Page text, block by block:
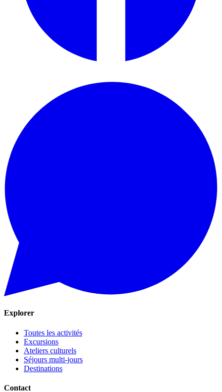
Explorer
Toutes les activités
Excursions
Ateliers culturels
Séjours multi-jours
Destinations
Contact